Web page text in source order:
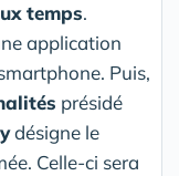
temps.
application
Puis,
présidé
désigne le
Celle-ci sera